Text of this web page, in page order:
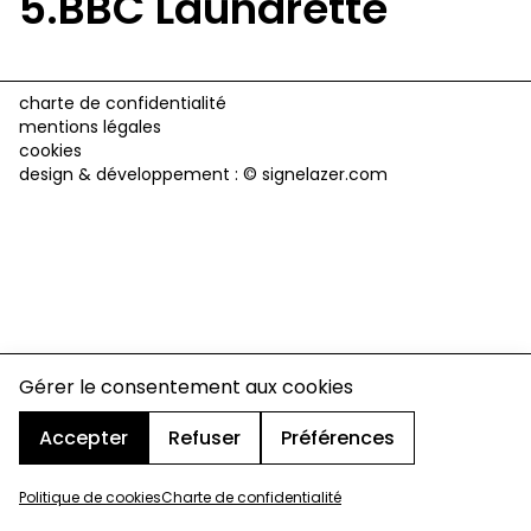
Gérer le consentement aux cookies
Accepter
Refuser Préférences
Politique de cookiesCharte de confidentialité
charte de confidentialité
mentions légales
cookies
design & développement : © signelazer.com